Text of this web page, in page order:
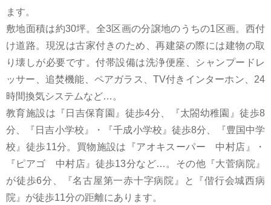
ます。
敷地面積は約30坪。全3区画の分譲地のうちの1区画。西付
け道路。現況は古家付きのため、再建築の際には建物の取
り壊しが必要です。付帯設備は洗浄便座、シャンプードレ
ッサー、追焚機能、ペアガラス、TV付きインターホン、24
時間換気システムなど…。
教育施設は『日吉保育園』徒歩4分、『太閤幼稚園』徒歩8
分、『日吉小学校』・『千成小学校』徒歩8分、『豊国中学
校』徒歩11分。買物施設は『アオキスーパー 中村店』・
『ピアゴ 中村店』徒歩13分など…。その他『大菅病院』
が徒歩6分、『名古屋第一赤十字病院』と『偕行会城西病
院』が徒歩11分の距離にあります。